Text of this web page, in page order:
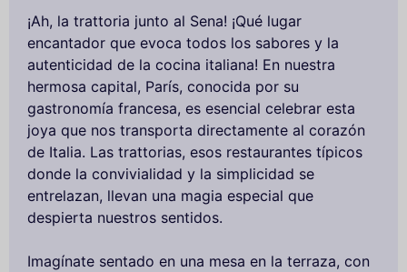
¡Ah, la trattoria junto al Sena! ¡Qué lugar
encantador que evoca todos los sabores y la
autenticidad de la cocina italiana! En nuestra
hermosa capital, París, conocida por su
gastronomía francesa, es esencial celebrar esta
joya que nos transporta directamente al corazón
de Italia. Las trattorias, esos restaurantes típicos
donde la convivialidad y la simplicidad se
entrelazan, llevan una magia especial que
despierta nuestros sentidos.
Imagínate sentado en una mesa en la terraza, con